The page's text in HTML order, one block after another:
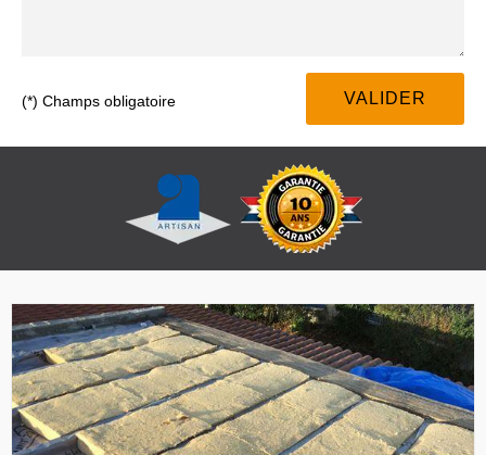
(*) Champs obligatoire